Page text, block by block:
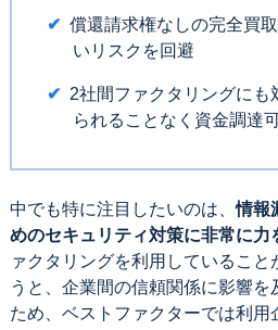
償還請求権なしの完全買
いリスクを回避
2社間ファクタリングにも
られることなく資金調達
中でも特に注目したいのは、情報
めのセキュリティ対策に非常に力
ァクタリングを利用していること
うと、企業間の信頼関係に影響
ため、ベストファクターでは利用